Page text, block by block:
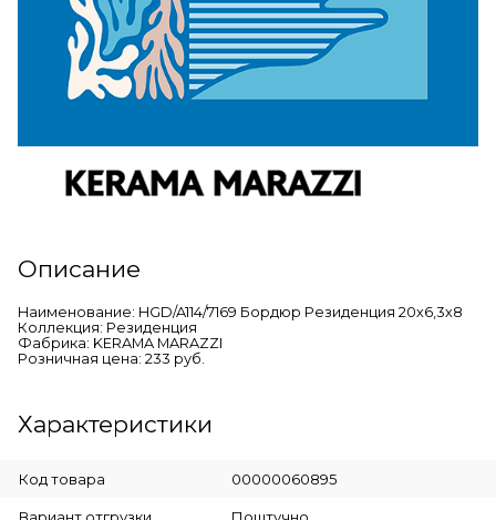
Описание
Наименование: HGD/A114/7169 Бордюр Резиденция 20х6,3х8
Коллекция: Резиденция
Фабрика: KERAMA MARAZZI
Розничная цена: 233 руб.
Характеристики
Код товара 00000060895